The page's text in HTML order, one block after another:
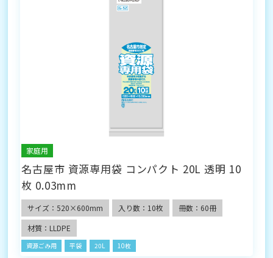
家庭用
名古屋市 資源専用袋 コンパクト 20L 透明 10
枚 0.03mm
サイズ：520×600mm 入り数：10枚
冊数：60冊
材質：LLDPE
資源ごみ用 平袋 20L 10枚